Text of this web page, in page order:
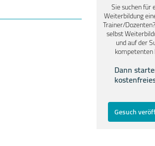
Sie suchen für
Weiterbildung
Trainer/
selbst
und auf der
Dann
Gesuch